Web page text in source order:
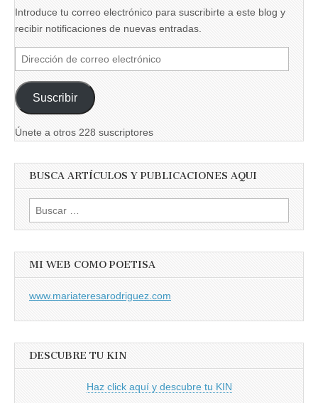
Introduce tu correo electrónico para suscribirte a este blog y
recibir notificaciones de nuevas entradas.
Dirección
de
correo
electrónico
Suscribir
Únete a otros 228 suscriptores
BUSCA ARTÍCULOS Y PUBLICACIONES AQUI
Buscar:
MI WEB COMO POETISA
www.mariateresarodriguez.com
DESCUBRE TU KIN
Haz click aquí y descubre tu KIN